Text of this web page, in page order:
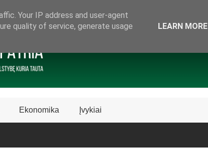
Ekonomika Įvykiai
Your IP address and user-agent
quality of service, generate usage
LEARN MORE